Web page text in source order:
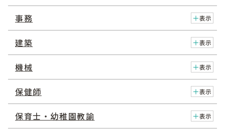
事務 表示
建築 表示
機械 表示
保健師 表示
保育士・幼稚園教諭 表示